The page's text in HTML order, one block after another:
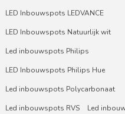
LED Inbouwspots LEDVANCE
LED Inbouwspots Natuurlijk wit
Led inbouwspots Philips
LED Inbouwspots Philips Hue
Led inbouwspots Polycarbonaat
Led inbouwspots RVS
Led